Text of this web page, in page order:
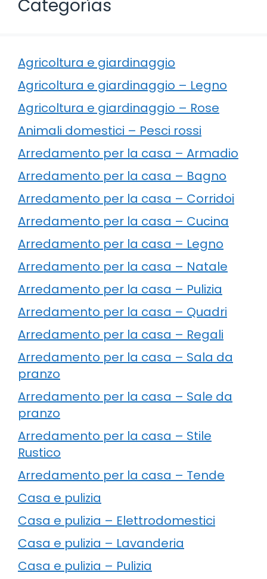
Categorías
Agricoltura e giardinaggio
Agricoltura e giardinaggio – Legno
Agricoltura e giardinaggio – Rose
Animali domestici – Pesci rossi
Arredamento per la casa – Armadio
Arredamento per la casa – Bagno
Arredamento per la casa – Corridoi
Arredamento per la casa – Cucina
Arredamento per la casa – Legno
Arredamento per la casa – Natale
Arredamento per la casa – Pulizia
Arredamento per la casa – Quadri
Arredamento per la casa – Regali
Arredamento per la casa – Sala da
pranzo
Arredamento per la casa – Sale da
pranzo
Arredamento per la casa – Stile
Rustico
Arredamento per la casa – Tende
Casa e pulizia
Casa e pulizia – Elettrodomestici
Casa e pulizia – Lavanderia
Casa e pulizia – Pulizia